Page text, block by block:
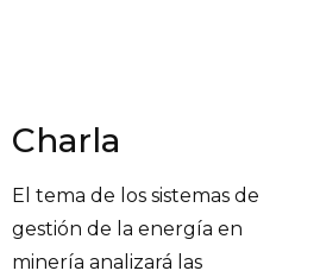
Charla
El tema de los sistemas de
gestión de la energía en
minería analizará las